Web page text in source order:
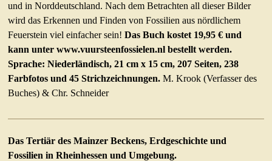
und in Norddeutschland. Nach dem Betrachten all dieser Bilder
wird das Erkennen und Finden von Fossilien aus nördlichem
Feuerstein viel einfacher sein!Das Buch kostet 19,95 € und
kann unter www.vuursteenfossielen.nl bestellt werden.
Sprache: Niederländisch, 21 cm x 15 cm, 207 Seiten, 238
Farbfotos und 45 Strichzeichnungen. M. Krook (Verfasser des
Buches) & Chr. Schneider
Das Tertiär des Mainzer Beckens, Erdgeschichte und
Fossilien in Rheinhessen und Umgebung.